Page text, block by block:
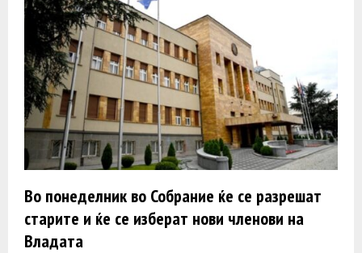
Во понеделник во Собрание ќе се разрешат
старите и ќе се изберат нови членови на
Владата